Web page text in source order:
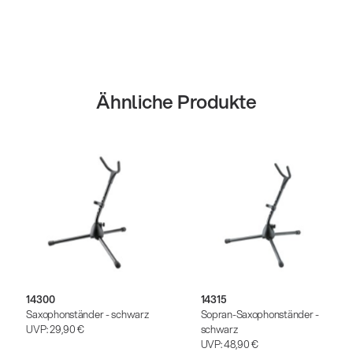
Ähnliche Produkte
14300
Saxophonständer - schwarz
UVP:29,90 €
14315
Sopran-Saxophonständer -
schwarz
UVP:48,90 €